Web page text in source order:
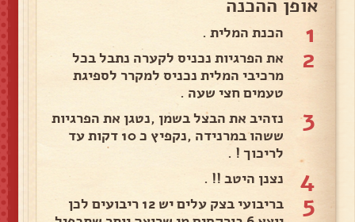
אופן ההכנה
1 הכנת המלית .
2
את הפרגיות נכניס לקערה נתבל בכל
מרכיבי המלית נכניס למקרר לספיגת
טעמים חצי שעה .
3
נזהיב את הבצל בשמן ,נטגן את הפרגיות
ששהו במרנידה ,נקפיץ כ 10 דקות עד
לריכוך ! .
4 נצנן היטב !! .
5
בריבועי בצק עלים יש 12 ריבועים לכן